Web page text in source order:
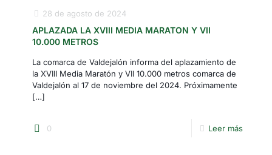
28 de agosto de 2024
APLAZADA LA XVIII MEDIA MARATON Y VII
10.000 METROS
La comarca de Valdejalón informa del aplazamiento de
la XVIII Media Maratón y VII 10.000 metros comarca de
Valdejalón al 17 de noviembre del 2024. Próximamente
[…]
0 Leer más